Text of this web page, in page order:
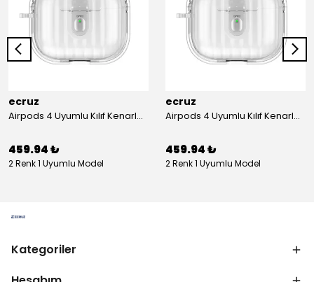
ecruz
Airpods 4 Uyumlu Kılıf Kenarları Renkli Şeffaf Dilimli Silikon Ecruz Airbag 40 Uyumlu Kılıf
459.94 ₺
2 Renk 1 Uyumlu Model
ecruz
Airpods 4 Uyumlu Kılıf Kenarları Renkli Şeffaf Dilimli Silikon Ecruz Airbag 40 Uyumlu Kılıf
459.94 ₺
2 Renk 1 Uyumlu Model
Kategoriler